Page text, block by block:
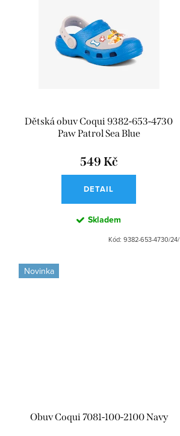
Dětská obuv Coqui 9382-653-4730
Paw Patrol Sea Blue
549 Kč
DETAIL
Skladem
Kód: 9382-653-4730/24/
Novinka
Obuv Coqui 7081-100-2100 Navy